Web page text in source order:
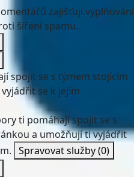
zajišťují vyplňování
šíření spamu.
spojit se s týmem stojícím
se k jejím
ti pomáhají spojit se s
a umožňují ti vyjádřit
Spravovat služby(0)